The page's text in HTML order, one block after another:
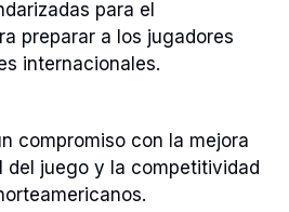
para el
preparar a los jugadores
internacionales.
compromiso con la mejora
del juego y la competitividad